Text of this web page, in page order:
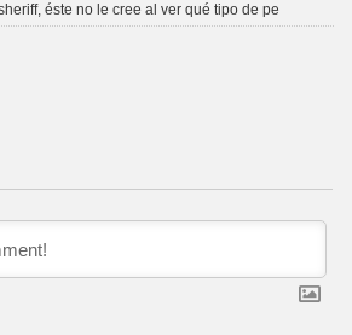
éste no le cree al ver qué tipo de pe